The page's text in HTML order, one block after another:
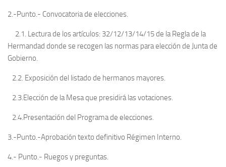
2.-Punto.- Convocatoria de elecciones.
2.1. Lectura de los artículos: 32/12/13/14/15 de la Regla de la
Hermandad donde se recogen las normas para elección de Junta de
Gobierno.
2.2. Exposición del listado de hermanos mayores.
2.3.Elección de la Mesa que presidirá las votaciones.
2.4.Presentación del Programa de elecciones.
3.-Punto.-Aprobación texto definitivo Régimen Interno.
4.- Punto.- Ruegos y preguntas.